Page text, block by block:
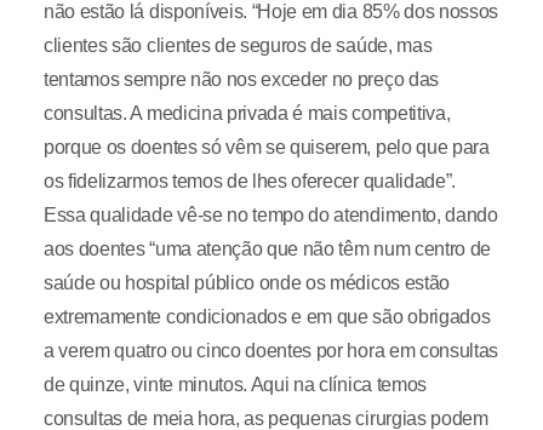
não estão lá disponíveis. “Hoje em dia 85% dos nossos
clientes são clientes de seguros de saúde, mas
tentamos sempre não nos exceder no preço das
consultas. A medicina privada é mais competitiva,
porque os doentes só vêm se quiserem, pelo que para
os fidelizarmos temos de lhes oferecer qualidade”.
Essa qualidade vê-se no tempo do atendimento, dando
aos doentes “uma atenção que não têm num centro de
saúde ou hospital público onde os médicos estão
extremamente condicionados e em que são obrigados
a verem quatro ou cinco doentes por hora em consultas
de quinze, vinte minutos. Aqui na clínica temos
consultas de meia hora, as pequenas cirurgias podem